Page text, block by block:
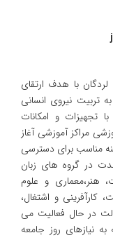
شماره 6 شهرستان لردگان با هدف ارتقای
نیروی انسانی
تجهیزات و امکانات
مراکز آموزشی آغاز
مناسب برای دسترسی
در گروه های زبان
هنر،معماری و علوم
و اشتغال،
در حال فعالیت می
نیازهای روز جامعه